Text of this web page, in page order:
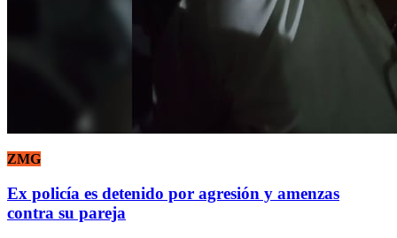
ZMG
Ex policía es detenido por agresión y amenzas
contra su pareja